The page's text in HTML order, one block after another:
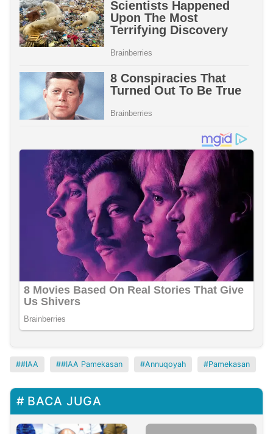
#IAA #IAA Pamekasan Annuqoyah Pamekasan
BACA JUGA